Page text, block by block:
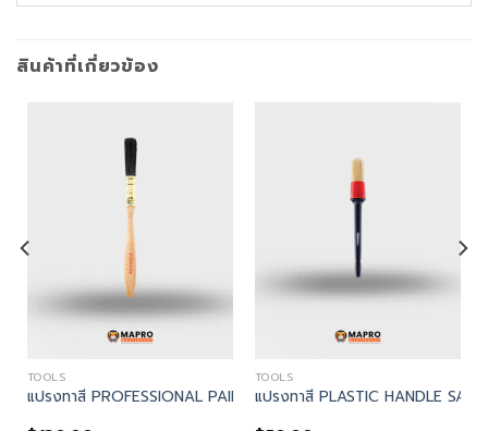
สินค้าที่เกี่ยวข้อง
TOOLS
แปรงทาสี PROFESSIONAL PAINT BRUSH – Kennedy, แปรงทาสี 1″
TOOLS
แปรงทาสี PLASTIC HANDLE
าสีด้ามไม้ No.12 WOOD HANDLE SASH BRUSH
CUT LINING BRUSH